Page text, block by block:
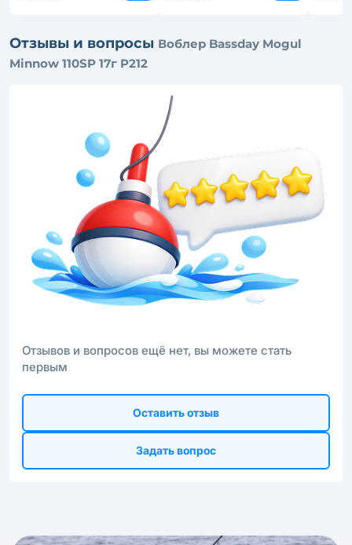
Отзывы и вопросы Воблер Bassday Mogul
Minnow 110SP 17г P212
Отзывов и вопросов ещё нет, вы можете стать
первым
Оставить отзыв
Задать вопрос